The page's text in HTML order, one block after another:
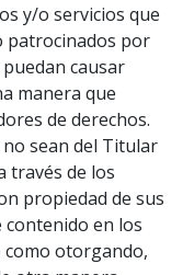
y/o servicios que
patrocinados por
causar
manera que
de derechos.
no sean del Titular
través de los
propiedad de sus
contenido en los
otorgando,